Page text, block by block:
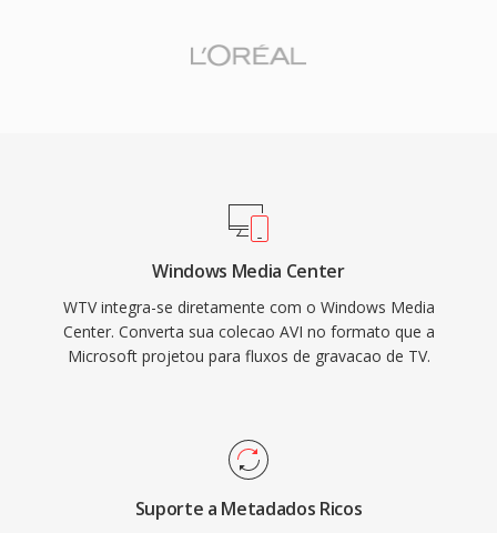
Windows Media Center
WTV integra-se diretamente com o Windows Media
Center. Converta sua colecao AVI no formato que a
Microsoft projetou para fluxos de gravacao de TV.
Suporte a Metadados Ricos